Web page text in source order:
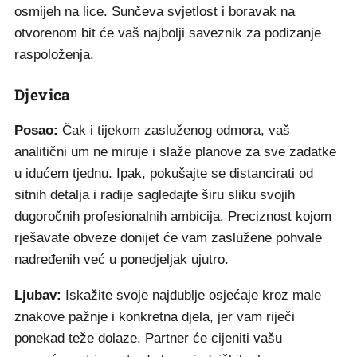
osmijeh na lice. Sunčeva svjetlost i boravak na
otvorenom bit će vaš najbolji saveznik za podizanje
raspoloženja.
Djevica
Posao: Čak i tijekom zasluženog odmora, vaš
analitični um ne miruje i slaže planove za sve zadatke
u idućem tjednu. Ipak, pokušajte se distancirati od
sitnih detalja i radije sagledajte širu sliku svojih
dugoročnih profesionalnih ambicija. Preciznost kojom
rješavate obveze donijet će vam zaslužene pohvale
nadređenih već u ponedjeljak ujutro.
Ljubav: Iskažite svoje najdublje osjećaje kroz male
znakove pažnje i konkretna djela, jer vam riječi
ponekad teže dolaze. Partner će cijeniti vašu